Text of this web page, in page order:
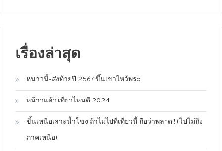
เรื่องล่าสุด
หนาวนี้-ส่งท้ายปี 2567 ขึ้นเขาไหว้พระ
หน้าวแล้ว เที่ยวไหนดี 2024
ขึ้นเหนือเลาะน้ำโขง ถ้าไม่ไปที่เที่ยวนี้ ถือว่าพลาด!! (ไปไม่ถึง
ภาคเหนือ)